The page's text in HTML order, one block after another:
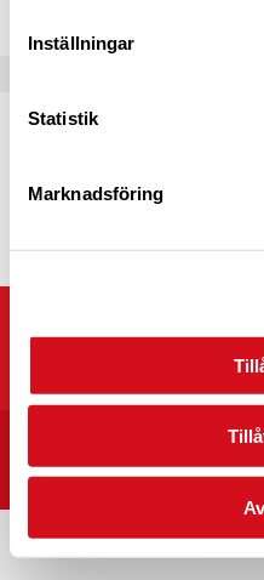
Inställningar
Statistik
Marknadsföring
Läs mer
Caravan
Kyrkvägen
INTEGRITET/VILLKOR